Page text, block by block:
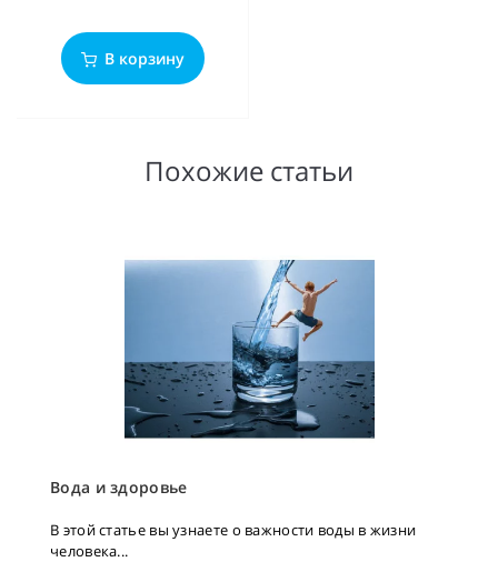
В корзину
Похожие статьи
Вода и здоровье
В этой статье вы узнаете о важности воды в жизни
человека...